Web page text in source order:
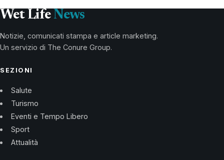
Wet Life News
Notizie, comunicati stampa e article marketing.
Un servizio di The Conure Group.
SEZIONI
Salute
Turismo
Eventi e Tempo Libero
Sport
Attualità